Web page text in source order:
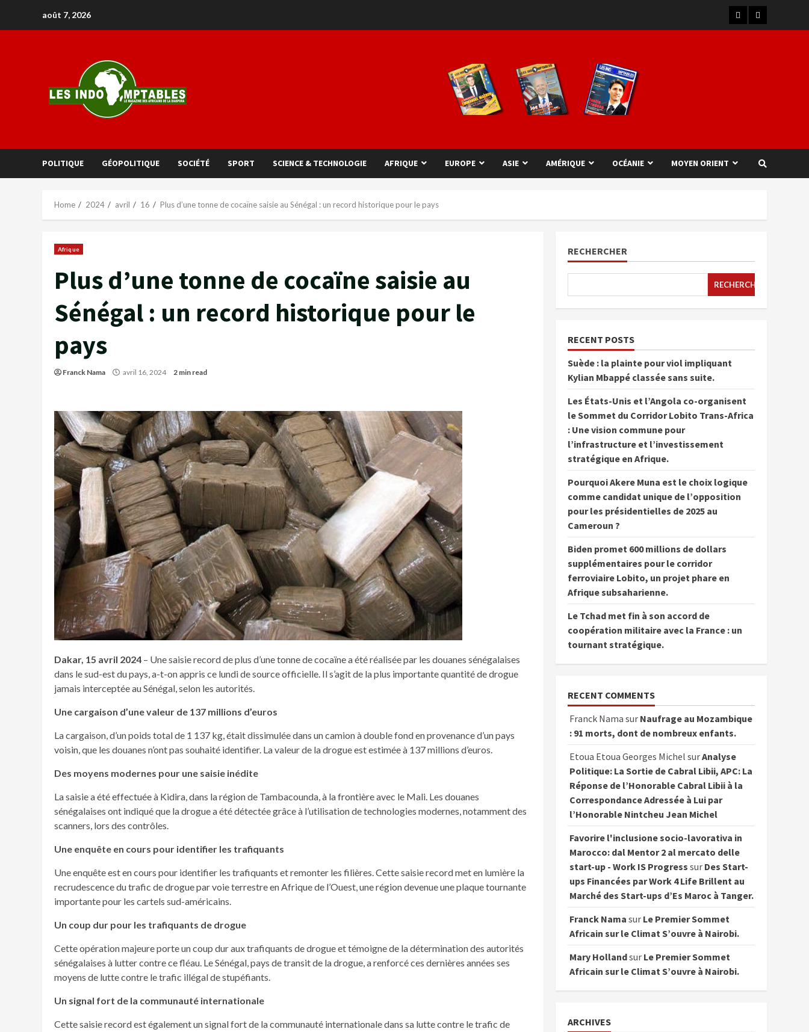
août 7, 2026
POLITIQUE GÉOPOLITIQUE SOCIÉTÉ SPORT SCIENCE & TECHNOLOGIE AFRIQUE EUROPE ASIE AMÉRIQUE OCÉANIE MOYEN ORIENT
Home 2024 avril 16 Plus d’une tonne de cocaïne saisie au Sénégal : un record historique pour le pays
Afrique
Plus d’une tonne de cocaïne saisie au
Sénégal : un record historique pour le
pays
Franck Nama avril 16, 2024 2 min read
Dakar, 15 avril 2024 – Une saisie record de plus d’une tonne de cocaïne a été réalisée par les douanes sénégalaises
dans le sud-est du pays, a-t-on appris ce lundi de source officielle. Il s’agit de la plus importante quantité de drogue
jamais interceptée au Sénégal, selon les autorités.
Une cargaison d’une valeur de 137 millions d’euros
La cargaison, d’un poids total de 1 137 kg, était dissimulée dans un camion à double fond en provenance d’un pays
voisin, que les douanes n’ont pas souhaité identifier. La valeur de la drogue est estimée à 137 millions d’euros.
Des moyens modernes pour une saisie inédite
La saisie a été effectuée à Kidira, dans la région de Tambacounda, à la frontière avec le Mali. Les douanes
sénégalaises ont indiqué que la drogue a été détectée grâce à l’utilisation de technologies modernes, notamment des
scanners, lors des contrôles.
Une enquête en cours pour identifier les trafiquants
Une enquête est en cours pour identifier les trafiquants et remonter les filières. Cette saisie record met en lumière la
recrudescence du trafic de drogue par voie terrestre en Afrique de l’Ouest, une région devenue une plaque tournante
importante pour les cartels sud-américains.
Un coup dur pour les trafiquants de drogue
Cette opération majeure porte un coup dur aux trafiquants de drogue et témoigne de la détermination des autorités
sénégalaises à lutter contre ce fléau. Le Sénégal, pays de transit de la drogue, a renforcé ces dernières années ses
moyens de lutte contre le trafic illégal de stupéfiants.
Un signal fort de la communauté internationale
Cette saisie record est également un signal fort de la communauté internationale dans sa lutte contre le trafic de
RECHERCHER
RECHERCHER
RECENT POSTS
Suède : la plainte pour viol impliquant
Kylian Mbappé classée sans suite.
Les États-Unis et l’Angola co-organisent
le Sommet du Corridor Lobito Trans-Africa
: Une vision commune pour
l’infrastructure et l’investissement
stratégique en Afrique.
Pourquoi Akere Muna est le choix logique
comme candidat unique de l’opposition
pour les présidentielles de 2025 au
Cameroun ?
Biden promet 600 millions de dollars
supplémentaires pour le corridor
ferroviaire Lobito, un projet phare en
Afrique subsaharienne.
Le Tchad met fin à son accord de
coopération militaire avec la France : un
tournant stratégique.
RECENT COMMENTS
Franck Nama sur Naufrage au Mozambique
: 91 morts, dont de nombreux enfants.
Etoua Etoua Georges Michel surAnalyse
Politique: La Sortie de Cabral Libii, APC: La
Réponse de l’Honorable Cabral Libii à la
Correspondance Adressée à Lui par
l’Honorable Nintcheu Jean Michel
Favorire l'inclusione socio-lavorativa in
Marocco: dal Mentor 2 al mercato delle
start-up - Work IS Progress sur Des Start-
ups Financées par Work 4 Life Brillent au
Marché des Start-ups d’Es Maroc à Tanger.
Franck Nama sur Le Premier Sommet
Africain sur le Climat S’ouvre à Nairobi.
Mary Hollandsur Le Premier Sommet
Africain sur le Climat S’ouvre à Nairobi.
ARCHIVES